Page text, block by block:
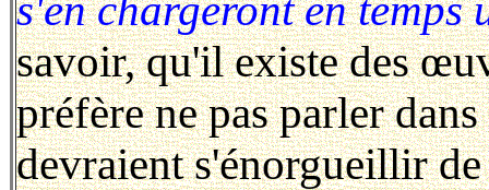
s'en chargeront en temps
savoir, qu'il existe des
préfère ne pas parler
devraient s'énorgueillir